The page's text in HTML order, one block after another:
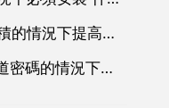
如何在不增加肌肉體積的情況下提高力量
vivo手機如何在不知道密碼的情況下開啟手機？